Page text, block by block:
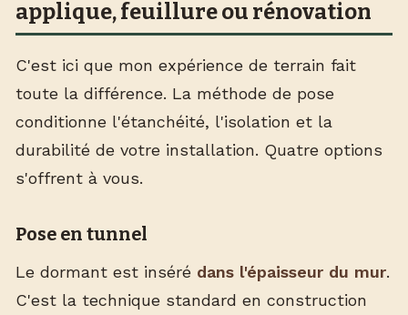
applique, feuillure ou rénovation
C'est ici que mon expérience de terrain fait
toute la différence. La méthode de pose
conditionne l'étanchéité, l'isolation et la
durabilité de votre installation. Quatre options
s'offrent à vous.
Pose en tunnel
Le dormant est inséré dans l'épaisseur du mur.
C'est la technique standard en construction